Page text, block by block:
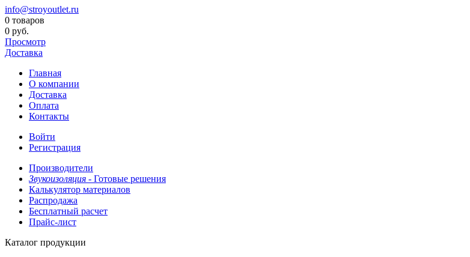
info@stroyoutlet.ru
0 товаров
0 руб.
Просмотр
Доставка
Главная
О компании
Доставка
Оплата
Контакты
Войти
Регистрация
Производители
Звукоизоляция - Готовые решения
Калькулятор материалов
Распродажа
Бесплатный расчет
Прайс-лист
Каталог продукции